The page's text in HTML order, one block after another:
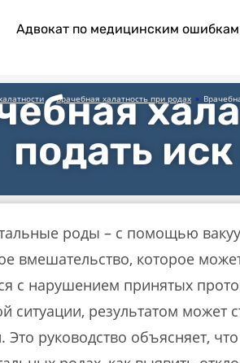
Адвокат по медицинским ошибкам
» Врачебная халатность при родах »
подать
роды – с помощью
вмешательство, которое
с нарушением принятых
ситуации, результатом
Это руководство объясняет,